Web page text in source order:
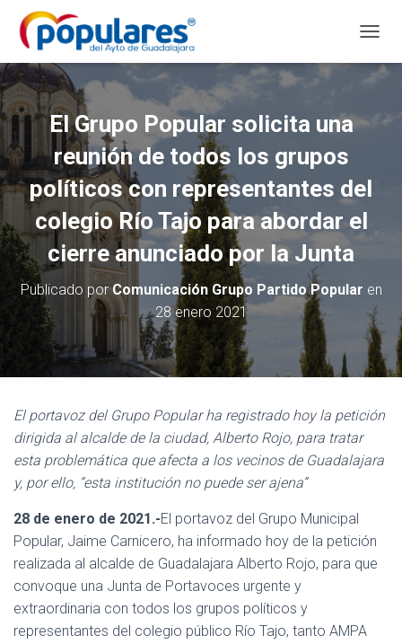
A
M
O
D
D
A
E
G
A
C
N
El Grupo Popular solicita una
reunión de todos los grupos
políticos con representantes del
colegio Río Tajo para abordar el
cierre anunciado por la Junta
Publicado porComunicación Grupo Partido Popular en
28 enero 2021
El portavoz del Grupo Popular ha registrado hoy la petición
dirigida al alcalde de la ciudad, Alberto Rojo, para tratar
esta problemática que afecta a los vecinos de Guadalajara
y, por ello, “esta institución no puede ser ajena”
28 de enero de 2021.-El portavoz del Grupo Municipal
Popular, Jaime Carnicero, ha informado hoy de la petición
realizada al alcalde de Guadalajara Alberto Rojo, para que
convoque una Junta de Portavoces urgente y
extraordinaria con todos los grupos políticos y
representantes del colegio público Río Tajo, tanto AMPA